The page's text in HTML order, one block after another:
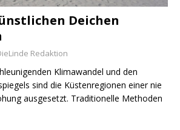
Deichen
Redaktion
Klimawandel und den
sind die Küstenregionen einer nie
ausgesetzt. Traditionelle Methoden